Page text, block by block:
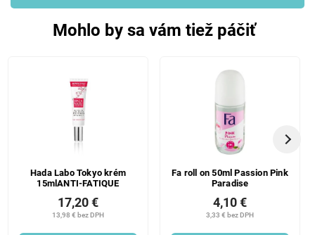
Mohlo by sa vám tiež páčiť
Hada Labo Tokyo krém
15mlANTI-FATIQUE
13,98 € bez DPH
17,20 €
Fa roll on 50ml Passion Pink
Paradise
3,33 € bez DPH
4,10 €